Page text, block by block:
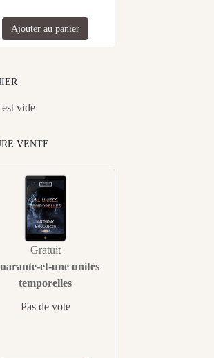
TÉLÉCHARGEMENTS GRATUITS
Ajouter au panier
vide
VENTE
Gratuit
et-une unités
temporelles
Pas de vote